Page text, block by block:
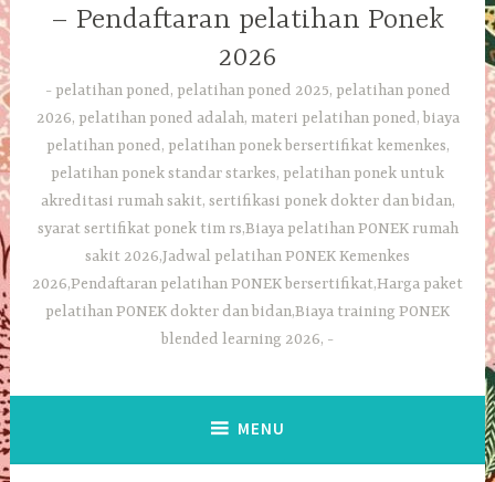
– Pendaftaran pelatihan Ponek
2026
pelatihan poned, pelatihan poned 2025, pelatihan poned
2026, pelatihan poned adalah, materi pelatihan poned, biaya
pelatihan poned, pelatihan ponek bersertifikat kemenkes,
pelatihan ponek standar starkes, pelatihan ponek untuk
akreditasi rumah sakit, sertifikasi ponek dokter dan bidan,
syarat sertifikat ponek tim rs,Biaya pelatihan PONEK rumah
sakit 2026,Jadwal pelatihan PONEK Kemenkes
2026,Pendaftaran pelatihan PONEK bersertifikat,Harga paket
pelatihan PONEK dokter dan bidan,Biaya training PONEK
blended learning 2026,
MENU